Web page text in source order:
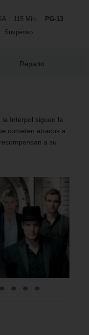
115 Min.
PG-13
Suspenso
Reparto
Interpol siguen la
cometen atracos a
a su